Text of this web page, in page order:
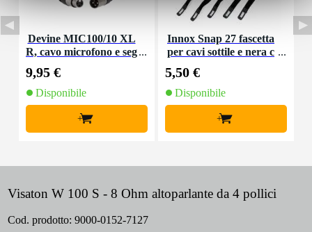
Devine MIC100/10 XL
R, cavo microfono e seg
9,95 €
Disponibile
+
Innox Snap 27 fascetta
per cavi sottile e nera c
(10 pezzi)
5,50 €
Disponibile
+
Visaton W 100 S - 8 Ohm altoparlante da 4 pollici
Cod. prodotto: 9000-0152-7127